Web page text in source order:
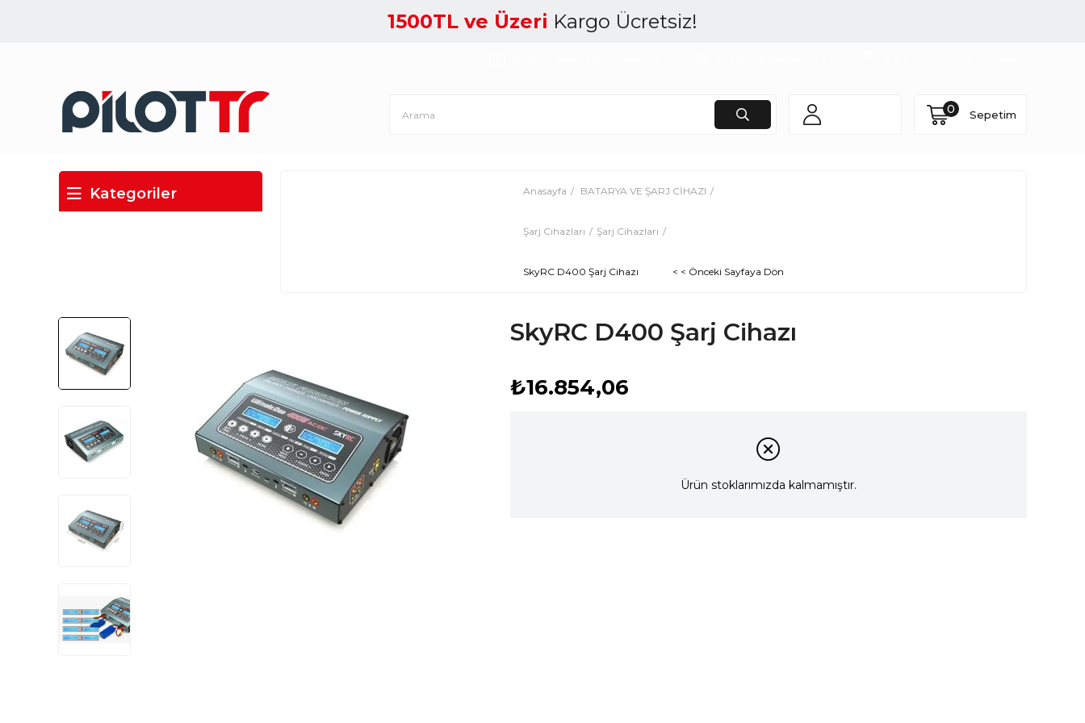
1500TL ve Üzeri Kargo Ücretsiz!
Sepetim
0
Kategoriler Anasayfa BATARYA VE ŞARJ CİHAZI
Şarj Cihazları Şarj Cihazları
SkyRC D400 Şarj Cihazı < < Önceki Sayfaya Dön
SkyRC D400 Şarj Cihazı
₺16.854,06
Ürün stoklarımızda kalmamıştır.